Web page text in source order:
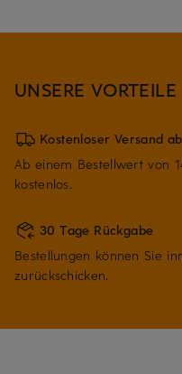
UNSERE VORTEILE
Kostenloser Versand
Ab einem Bestellwert von
kostenlos.
30 Tage Rückgabe
Bestellungen können Sie
zurückschicken.